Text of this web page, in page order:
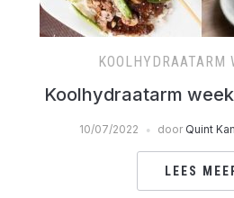
KOOLHYDRAATARM
Koolhydraatarm
10/07/2022 door Quint
LEES